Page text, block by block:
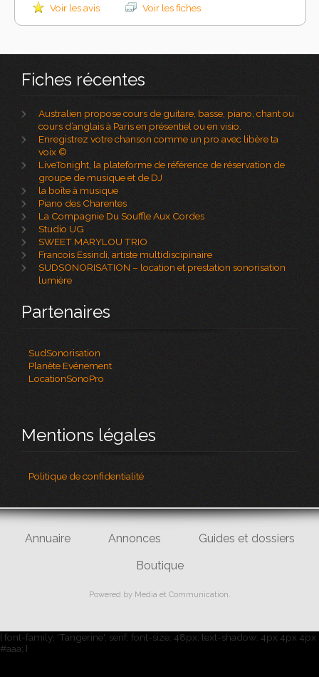
Voir les avis Voir les fiches
Fiches récentes
Australien propose cours de guitare, basse, piano, chant ou
cours d’anglais à Paris en présentiel ou en visio.
Enregistrez votre chanson comme un pro avec libère ta
voix ©
LiveTonight, la plateforme de référence de réservation de
groupe de musique et de DJ
la boîte à musique
Piano des Charentes
La Compagnie Du Souffle Aux Cordes
Studio UG
SWEET MARYLOU TRIO
Francois Essindi, artiste multidiscipinaire
SUDSONORISATION – location et prestation sonorisation
lumière
Partenaires
SudSonorisation
Planète Evénement
LocationSonoPro
Mentions légales
Politique de confidentialité
Annuaire Annonces
Guides et dossiers
Boutique
Powered by Media et Communication.
{ font-family: 'Tangerine', serif; font-size: 48px; text-shadow: 4px 4px 4px
#aaa; }